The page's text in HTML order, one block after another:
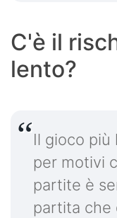
C'è il
lento?
Il gioco
per motivi
partite è
partita che